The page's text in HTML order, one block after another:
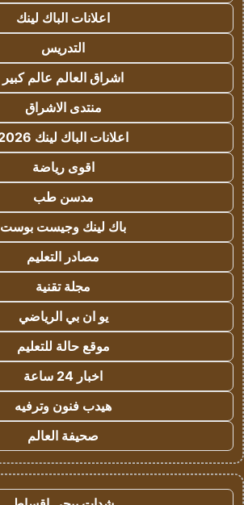
اعلانات الباك لينك
التدريس
اشراق العالم عالم كبير
منتدى الاشراق
اعلانات الباك لينك 2026
اقوى رياضة
مدسن طب
باك لينك وجيست بوست
مصادر التعليم
مجلة تقنية
يو ان بي الرياضي
موقع حالة للتعليم
اخبار 24 ساعة
هيدب فنون وترفيه
صحيفة العالم